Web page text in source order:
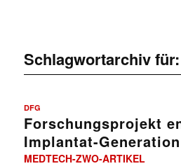
Schlagwortarchiv für:
DFG
Forschungsprojekt
Implantat-Generation
MEDTECH-ZWO-ARTIKEL